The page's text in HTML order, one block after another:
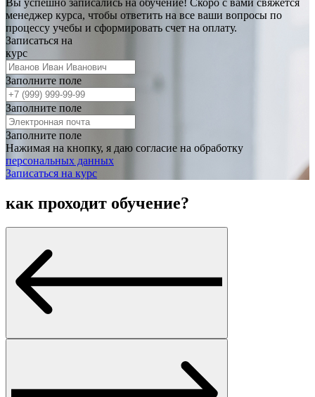
Вы успешно записались на обучение! Скоро с вами свяжется
менеджер курса, чтобы ответить на все ваши вопросы по
процессу учебы и сформировать счет на оплату.
Записаться на
курс
Заполните поле
Заполните поле
Заполните поле
Нажимая на кнопку, я даю согласие на обработку
персональных данных
Записаться на курс
как проходит обучение?